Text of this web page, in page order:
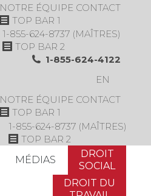
NOTRE ÉQUIPE CONTACT
TOP BAR 1
1-855-624-8737 (MAÎTRES)
TOP BAR 2
1-855-624-4122
EN
NOTRE ÉQUIPE CONTACT
TOP BAR 1
1-855-624-8737 (MAÎTRES)
TOP BAR 2
MÉDIAS
DROIT
SOCIAL
DROIT DU